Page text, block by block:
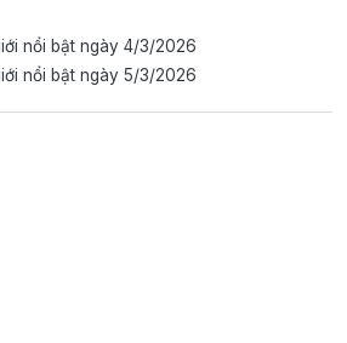
nổi bật ngày 4/3/2026
nổi bật ngày 5/3/2026